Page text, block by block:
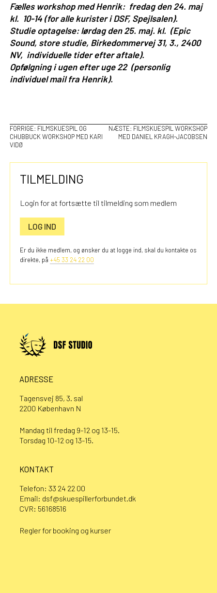
Fælles workshop med Henrik: fredag den 24. maj
kl. 10-14 (for alle kurister i DSF, Spejlsalen).
Studie optagelse: lørdag den 25. maj. kl. (Epic
Sound, store studie, Birkedommervej 31, 3., 2400
NV, individuelle tider efter aftale).
Opfølgning i ugen efter uge 22 (personlig
individuel mail fra Henrik).
INDLÆGSNAVIGATION
FORRIGE: FILMSKUESPIL OG
CHUBBUCK WORKSHOP MED KARI
VIDØ
NÆSTE: FILMSKUESPIL WORKSHOP
MED DANIEL KRAGH-JACOBSEN
TILMELDING
Login for at fortsætte til tilmelding som medlem
LOG IND
Er du ikke medlem, og ønsker du at logge ind, skal du kontakte os
direkte, på +45 33 24 22 00
ADRESSE
Tagensvej 85, 3. sal
2200 København N
Mandag til fredag 9-12 og 13-15.
Torsdag 10-12 og 13-15.
KONTAKT
Telefon: 33 24 22 00
Email: dsf@skuespillerforbundet.dk
CVR: 56168516
Regler for booking og kurser